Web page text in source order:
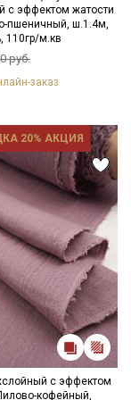
эффект
с эффектом жатости
пшеничный, ш.1.4м,
110гр/м.кв
руб.
заказ
20% АКЦИЯ
с эффектом
кофейный,